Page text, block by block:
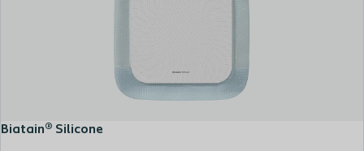
Biatain® Silicone